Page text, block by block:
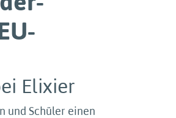
Elixier
und Schüler einen